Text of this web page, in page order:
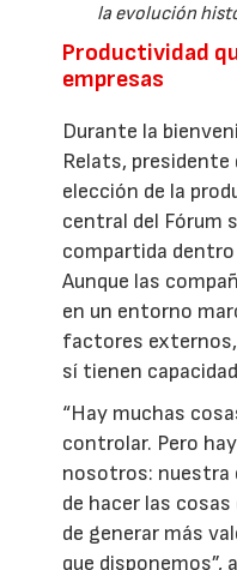
la evolución
Productividad
empresas
Durante la
Relats, presidente
elección de la
central del Fórum
compartida
Aunque las
en un entorno
factores
sí tienen
“Hay muchas
controlar. Pero
nosotros: nuestra
de hacer las
de generar más
que disponemos”,